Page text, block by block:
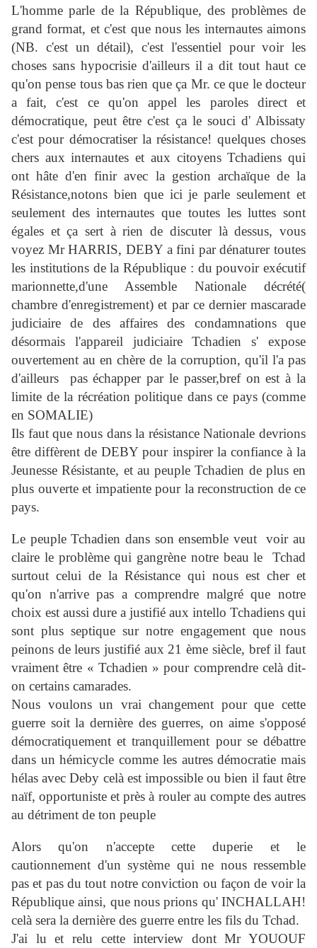
L'homme parle de la République, des problèmes de
grand format, et c'est que nous les internautes aimons
(NB. c'est un détail), c'est l'essentiel pour voir les
choses sans hypocrisie d'ailleurs il a dit tout haut ce
qu'on pense tous bas rien que ça Mr. ce que le docteur
a fait, c'est ce qu'on appel les paroles direct et
démocratique, peut être c'est ça le souci d' Albissaty
c'est pour démocratiser la résistance! quelques choses
chers aux internautes et aux citoyens Tchadiens qui
ont hâte d'en finir avec la gestion archaïque de la
Résistance,notons bien que ici je parle seulement et
seulement des internautes que toutes les luttes sont
égales et ça sert à rien de discuter là dessus, vous
voyez Mr HARRIS, DEBY a fini par dénaturer toutes
les institutions de la République : du pouvoir exécutif
marionnette,d'une Assemble Nationale décrété(
chambre d'enregistrement) et par ce dernier mascarade
judiciaire de des affaires des condamnations que
désormais l'appareil judiciaire Tchadien s' expose
ouvertement au en chère de la corruption, qu'il l'a pas
d'ailleurs pas échapper par le passer,bref on est à la
limite de la récréation politique dans ce pays (comme
en SOMALIE)
Ils faut que nous dans la résistance Nationale devrions
être diffèrent de DEBY pour inspirer la confiance à la
Jeunesse Résistante, et au peuple Tchadien de plus en
plus ouverte et impatiente pour la reconstruction de ce
pays.
Le peuple Tchadien dans son ensemble veut voir au
claire le problème qui gangrène notre beau le Tchad
surtout celui de la Résistance qui nous est cher et
qu'on n'arrive pas a comprendre malgré que notre
choix est aussi dure a justifié aux intello Tchadiens qui
sont plus septique sur notre engagement que nous
peinons de leurs justifié aux 21 ème siècle, bref il faut
vraiment être « Tchadien » pour comprendre celà dit-
on certains camarades.
Nous voulons un vrai changement pour que cette
guerre soit la dernière des guerres, on aime s'opposé
démocratiquement et tranquillement pour se débattre
dans un hémicycle comme les autres démocratie mais
hélas avec Deby celà est impossible ou bien il faut être
naïf, opportuniste et près à rouler au compte des autres
au détriment de ton peuple
Alors qu'on n'accepte cette duperie et le
cautionnement d'un système qui ne nous ressemble
pas et pas du tout notre conviction ou façon de voir la
République ainsi, que nous prions qu' INCHALLAH!
celà sera la dernière des guerre entre les fils du Tchad.
J'ai lu et relu cette interview dont Mr YOUOUF